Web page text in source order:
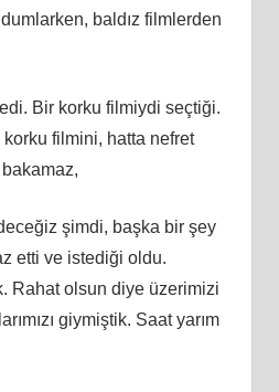
baldız filmlerden
Bir korku filmiydi seçtiği.
korku filmini, hatta nefret
şimdi, başka bir şey
etti ve istediği oldu.
Rahat olsun diye üzerimizi
giymiştik. Saat yarım